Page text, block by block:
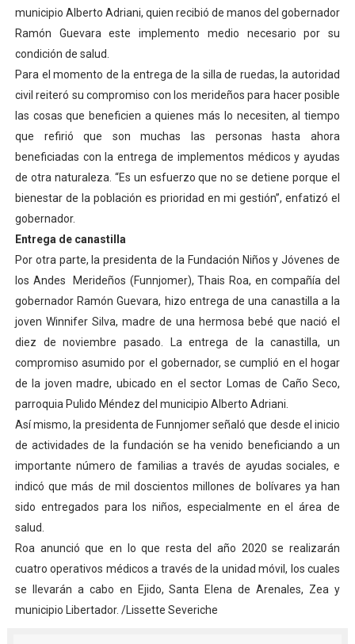
Mérida impulsa el mapa de conocimientos con
Complejo Educativo Talento Deportivo lanza Plan
Arnaldo Sánchez reinaugura Parque Recreacional
Corposalud inició talleres para aspirantes al curso de
municipio Alberto Adriani, quien recibió de manos del gobernador
Ramón Guevara este implemento medio necesario por su
condición de salud.
Para el momento de la entrega de la silla de ruedas, la autoridad
civil reiteró su compromiso con los merideños para hacer posible
las cosas que beneficien a quienes más lo necesiten, al tiempo
que refirió que son muchas las personas hasta ahora
beneficiadas con la entrega de implementos médicos y ayudas
de otra naturaleza. “Es un esfuerzo que no se detiene porque el
bienestar de la población es prioridad en mi gestión”, enfatizó el
gobernador.
Entrega de canastilla
Por otra parte, la presidenta de la Fundación Niños y Jóvenes de
los Andes Merideños (Funnjomer), Thais Roa, en compañía del
gobernador Ramón Guevara, hizo entrega de una canastilla a la
joven Winnifer Silva, madre de una hermosa bebé que nació el
diez de noviembre pasado. La entrega de la canastilla, un
compromiso asumido por el gobernador, se cumplió en el hogar
de la joven madre, ubicado en el sector Lomas de Caño Seco,
parroquia Pulido Méndez del municipio Alberto Adriani.
Así mismo, la presidenta de Funnjomer señaló que desde el inicio
de actividades de la fundación se ha venido beneficiando a un
importante número de familias a través de ayudas sociales, e
indicó que más de mil doscientos millones de bolívares ya han
sido entregados para los niños, especialmente en el área de
salud.
Roa anunció que en lo que resta del año 2020 se realizarán
cuatro operativos médicos a través de la unidad móvil, los cuales
se llevarán a cabo en Ejido, Santa Elena de Arenales, Zea y
municipio Libertador. /Lissette Severiche